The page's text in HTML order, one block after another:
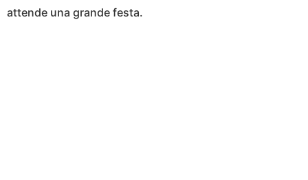
attende una grande festa.